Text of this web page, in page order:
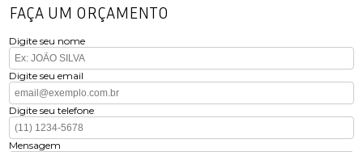
FAÇA UM ORÇAMENTO
Digite seu nome
Digite seu email
Digite seu telefone
Mensagem